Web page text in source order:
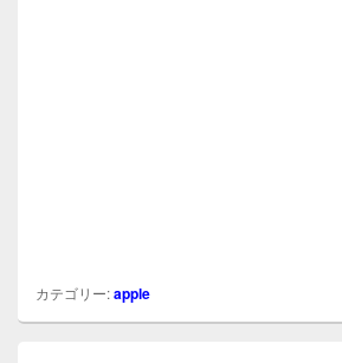
カテゴリー:apple